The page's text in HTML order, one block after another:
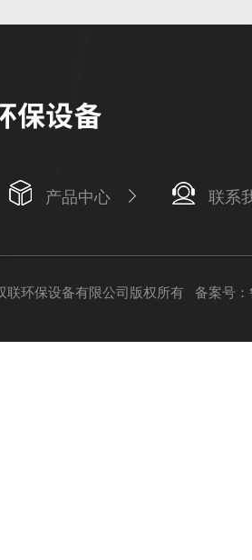
产品中心 联系
联环保设备有限公司版权所有 备案号